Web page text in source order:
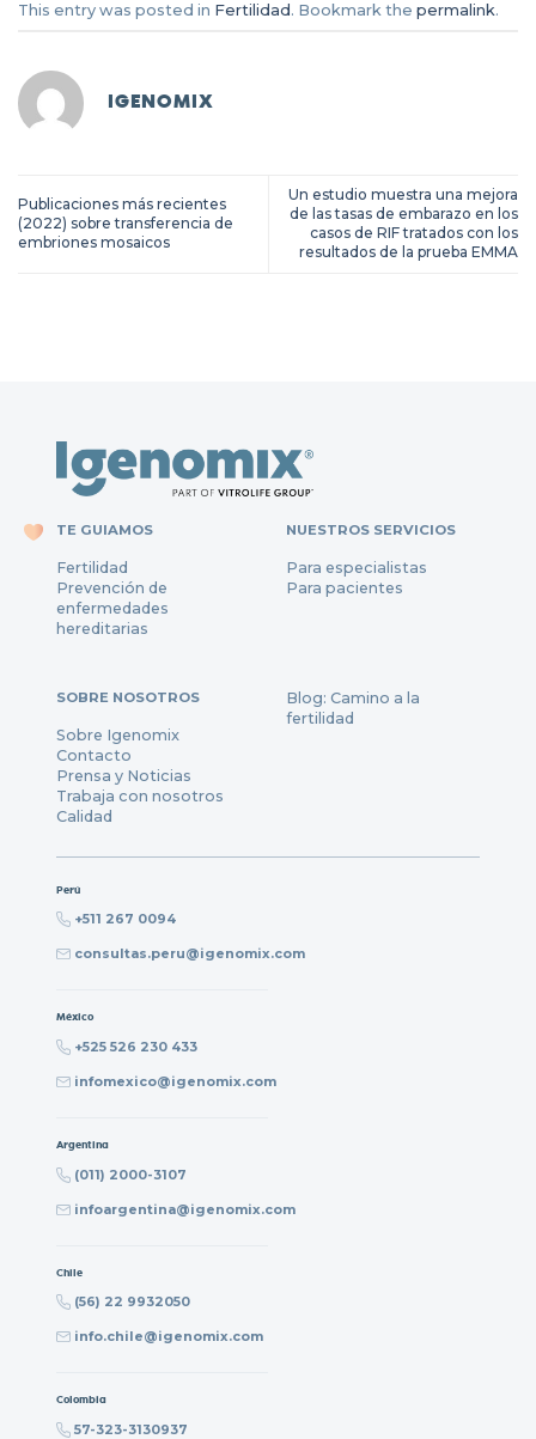
This entry was posted in Fertilidad . Bookmark the permalink.
IGENOMIX
Publicaciones más recientes
(2022) sobre transferencia de
embriones mosaicos
Un estudio muestra una mejora
de las tasas de embarazo en los
casos de RIF tratados con los
resultados de la prueba EMMA
TE GUIAMOS
Fertilidad
Prevención de
enfermedades
hereditarias
NUESTROS SERVICIOS
Para especialistas
Para pacientes
SOBRE NOSOTROS
Sobre Igenomix
Contacto
Prensa y Noticias
Trabaja con nosotros
Calidad
Blog: Camino a la
fertilidad
Perú
+511 267 0094
consultas.peru@igenomix.com
México
+525 526 230 433
infomexico@igenomix.com
Argentina
(011) 2000-3107
infoargentina@igenomix.com
Chile
(56) 22 9932050
info.chile@igenomix.com
Colombia
57-323-3130937